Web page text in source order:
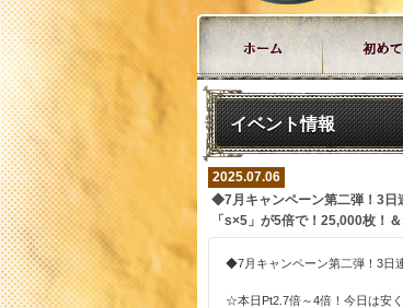
イベント情報
2025.07.06
◆7月キャンペーン第二弾！3日
「s×5」が5倍で！25,000枚！
◆7月キャンペーン第二弾！3日
☆本日Pt2.7倍～4倍！今日は安